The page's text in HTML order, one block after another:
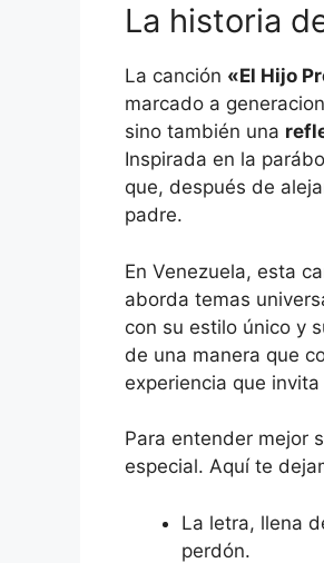
La historia
La canción «El Hijo
marcado a
sino también una
Inspirada en la
que, después de
padre.
En Venezuela, esta
aborda temas
con su estilo único y
de una manera que
experiencia que invita
Para entender mejor
especial. Aquí te
La letra, llena
perdón.